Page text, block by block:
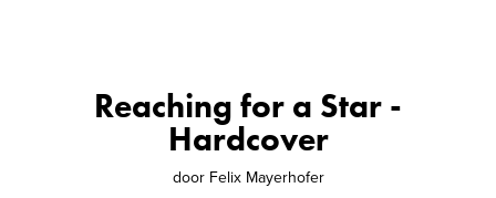
Reaching for a Star -
Hardcover
door Felix Mayerhofer